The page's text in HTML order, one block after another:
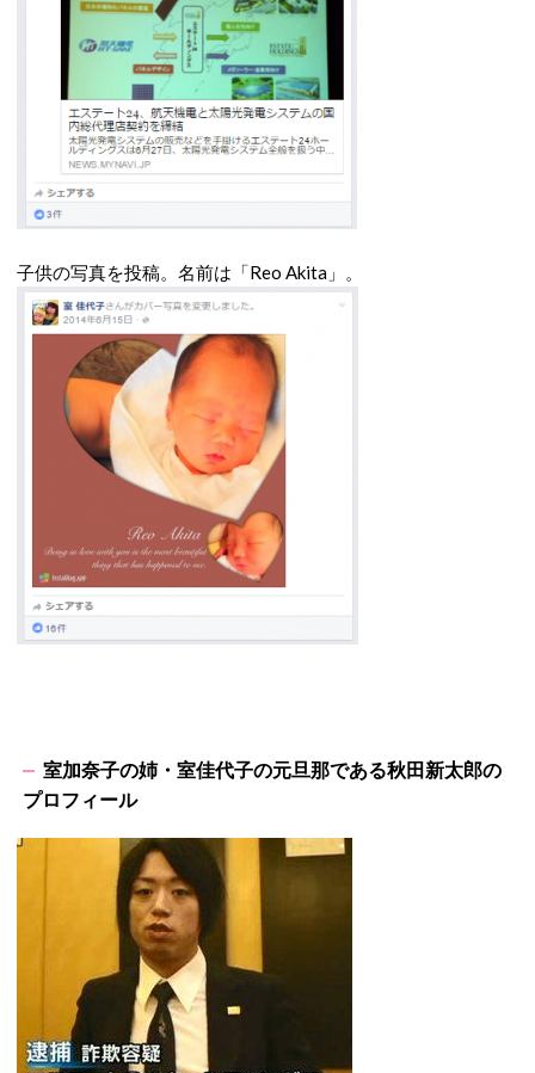
子供の写真を投稿。名前は「Reo Akita」。
室加奈子の姉・室佳代子の元旦那である秋田新太郎の
プロフィール